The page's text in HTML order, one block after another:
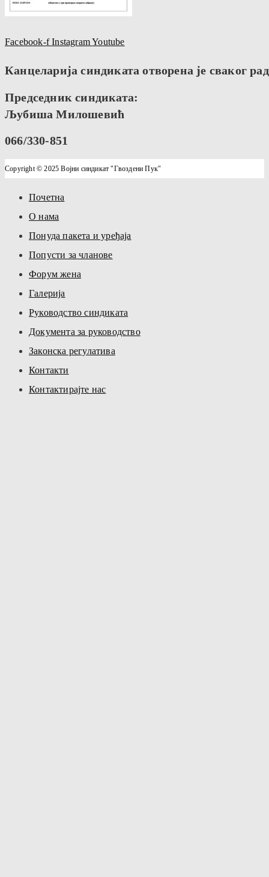
Facebook-f InstagramYoutube
Канцеларија синдиката отворена је сваког
Председник синдиката:
Љубиша Милошевић
066/330-851
Copyright © 2025 Војни синдикат "Гвоздени Пук"
Почетна
О нама
Понуда пакета и уређаја
Попусти за чланове
Форум жена
Галерија
Руководство синдиката
Документа за руководство
Законска регулатива
Контакти
Контактирајте нас